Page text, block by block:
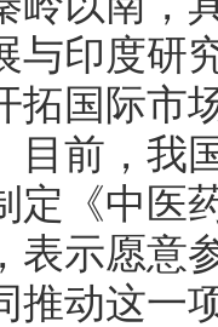
与印度研
拓国际市
目前，我
定《中医
表示愿意
推动这一